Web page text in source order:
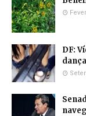
DF: